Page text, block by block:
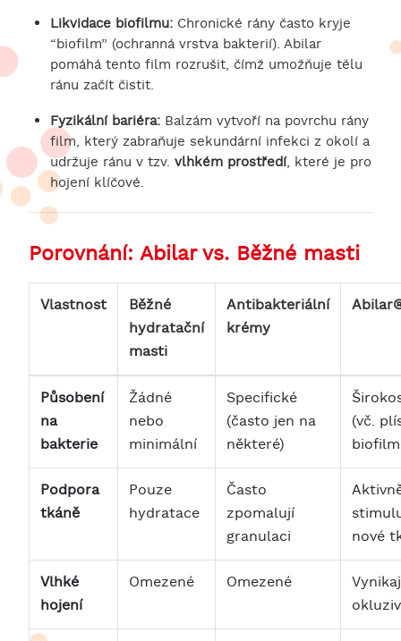
Likvidace biofilmu: Chronické rány často kryje
“biofilm” (ochranná vrstva bakterií). Abilar
pomáhá tento film rozrušit, čímž umožňuje tělu
ránu začít čistit.
Fyzikální bariéra: Balzám vytvoří na povrchu rány
film, který zabraňuje sekundární infekci z okolí a
udržuje ránu v tzv. vlhkém prostředí, které je pro
hojení klíčové.
Porovnání: Abilar vs. Běžné masti
Vlastnost
Běžné
hydratační
masti
Antibakteriální
krémy
Působení
na
bakterie
Žádné
nebo
minimální
Specifické
(často jen na
některé)
(vč.
Podpora
tkáně
Pouze
hydratace
Často
zpomalují
granulaci
nové
Vlhké
hojení
Omezené Omezené